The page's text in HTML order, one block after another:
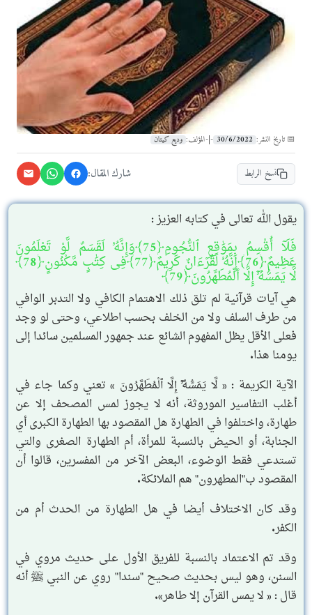
📅 تاريخ النشر: 30/6/2022
-|-المؤلف: وديع كيتان
نسخ الرابط شارك المقال:
يقول الله تعالى في كتابه العزيز :
فَلَآ أُقْسِمُ بِمَوَٰقِعِ ٱلنُّجُومِ﴿75﴾وَإِنَّهُۥ لَقَسَمٌ لَّوْ تَعْلَمُونَ
عَظِيمٌ﴿76﴾إِنَّهُۥ لَقُرْءَانٌ كَرِيمٌ﴿77﴾فِى كِتَٰبٍ مَّكْنُونٍ﴿78﴾
لَّا يَمَسُّهُۥٓ إِلَّا ٱلْمُطَهَّرُونَ﴿79﴾
هي آيات قرآنية لم تلق ذلك الاهتمام الكافي ولا التدبر الوافي
من طرف السلف ولا من الخلف بحسب اطلاعي، وحتى لو وجد
فعلى الأقل يظل المفهوم الشائع عند جمهور المسلمين سائدا إلى
يومنا هذا.
الآية الكريمة : « لَّا يَمَسُّهُۥٓ إِلَّا ٱلْمُطَهَّرُونَ » تعني وكما جاء في
أغلب التفاسير الموروثة، أنه لا يجوز لمس المصحف إلا عن
طهارة، واختلفوا في الطهارة هل المقصود بها الطهارة الكبرى أي
الجنابة، أو الحيض بالنسبة للمرأة، أم الطهارة الصغرى والتي
تستدعي فقط الوضوء، البعض الآخر من المفسرين، قالوا أن
المقصود ب"المطهرون" هم الملائكة.
وقد كان الاختلاف أيضا في هل الطهارة من الحدث أم من
الكفر.
وقد تم الاعتماد بالنسبة للفريق الأول على حديث مروي في
السنن، وهو ليس بحديث صحيح "سندا" روي عن النبي ﷺ أنه
قال : « لا يمس القرآن إلا طاهر».